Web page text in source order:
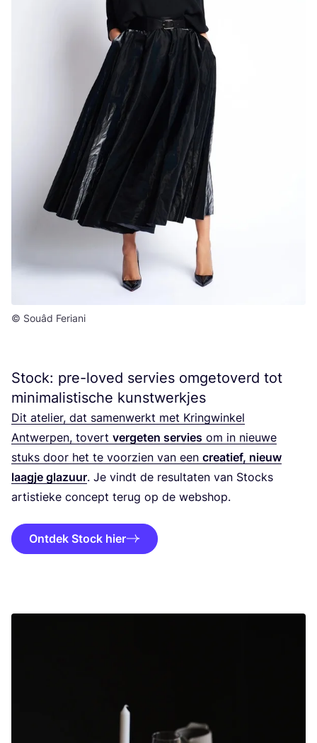
© Souâd Feriani
Stock: pre-loved servies omgetoverd tot
minimalistische kunstwerkjes
Dit ate­lier, dat samen­werkt met Kring­win­kel
Ant­wer­pen, tovert ver­ge­ten ser­vies om in nieu­we
stuks door het te voor­zien van een cre­a­tief, nieuw
laag­je gla­zuur. Je vindt de resul­ta­ten van Stocks
artis­tie­ke con­cept terug op de webshop.
Ontdek Stock hier